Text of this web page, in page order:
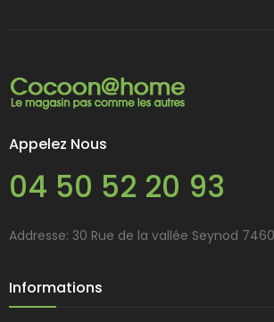
Appelez Nous
04 50 52 20 93
Addresse: 30 Rue de la vallée Seynod
Informations